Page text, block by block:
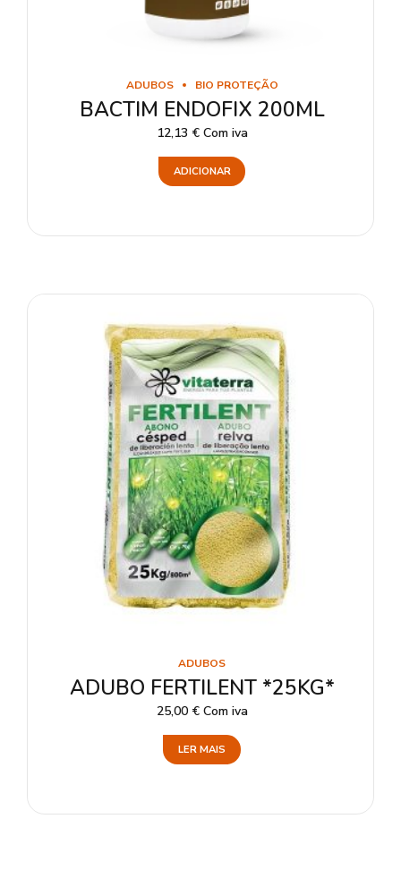
ADUBOS BIO PROTEÇÃO
BACTIM ENDOFIX 200ML
12,13 € Com iva
ADICIONAR
ADUBOS
ADUBO FERTILENT *25KG*
25,00 € Com iva
LER MAIS